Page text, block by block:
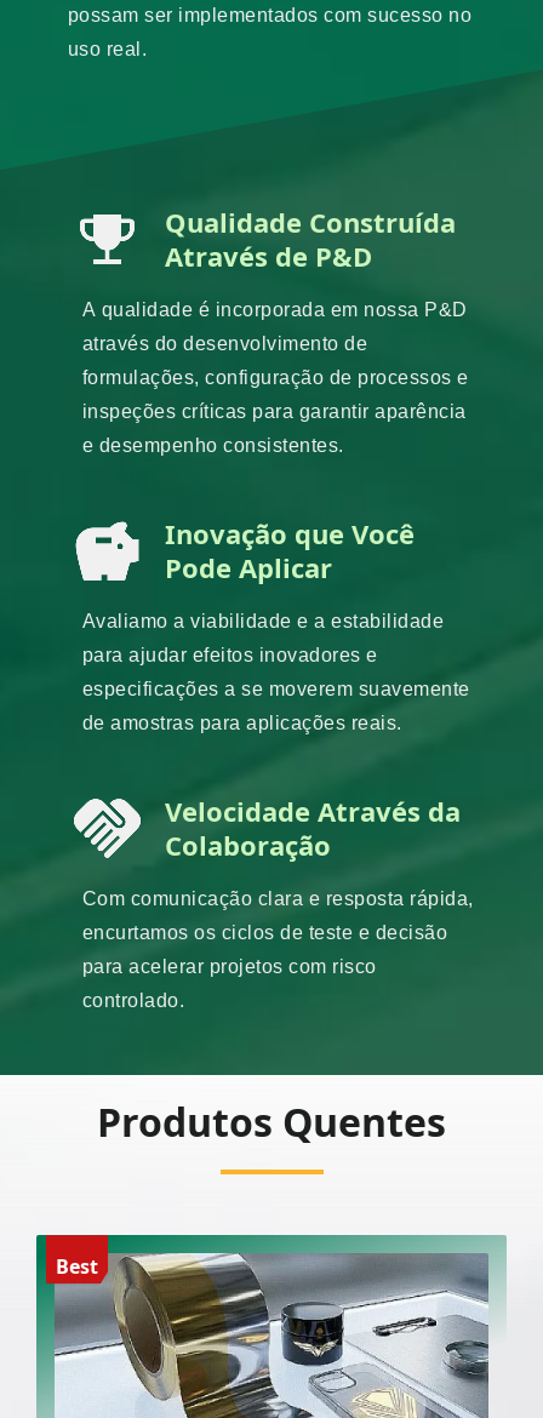
possam ser implementados com sucesso no
uso real.
Qualidade Construída
Através de P&D
A qualidade é incorporada em nossa P&D
através do desenvolvimento de
formulações, configuração de processos e
inspeções críticas para garantir aparência
e desempenho consistentes.
Inovação que Você
Pode Aplicar
Avaliamo a viabilidade e a estabilidade
para ajudar efeitos inovadores e
especificações a se moverem suavemente
de amostras para aplicações reais.
Velocidade Através da
Colaboração
Com comunicação clara e resposta rápida,
encurtamos os ciclos de teste e decisão
para acelerar projetos com risco
controlado.
Produtos Quentes
Best